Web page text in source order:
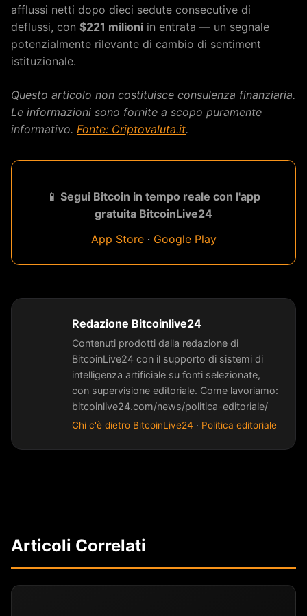
afflussi netti dopo dieci sedute consecutive di
deflussi, con $221 milioni in entrata — un segnale
potenzialmente rilevante di cambio di sentiment
istituzionale.
Questo articolo non costituisce consulenza finanziaria.
Le informazioni sono fornite a scopo puramente
informativo. Fonte: Criptovaluta.it.
📱 Segui Bitcoin in tempo reale con l'app
gratuita BitcoinLive24
App Store· Google Play
Redazione Bitcoinlive24
Contenuti prodotti dalla redazione di
BitcoinLive24 con il supporto di sistemi di
intelligenza artificiale su fonti selezionate,
con supervisione editoriale. Come lavoriamo:
bitcoinlive24.com/news/politica-editoriale/
Chi c'è dietro BitcoinLive24 · Politica editoriale
Articoli Correlati